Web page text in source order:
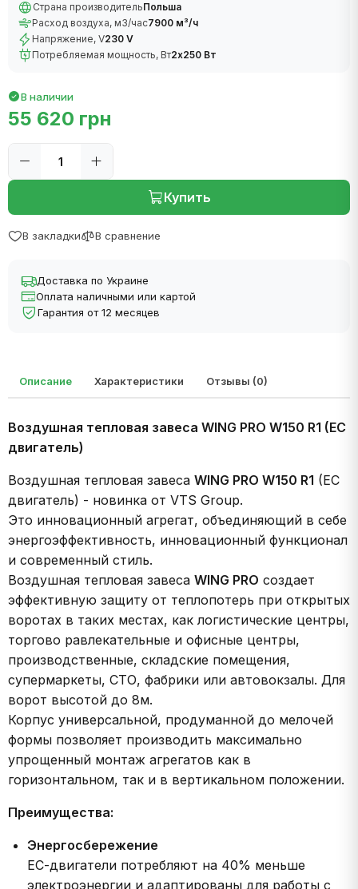
Страна производительПольша
Расход воздуха, м3/час7900 м³/ч
Напряжение, V230 V
Потребляемая мощность, Вт2х250 Вт
В наличии
55 620 грн
Купить
В закладки В сравнение
Доставка по Украине
Оплата наличными или картой
Гарантия от 12 месяцев
Описание Характеристики Отзывы (0)
Воздушная тепловая завеса WING PRO W150 R1 (EC
двигатель)
Воздушная тепловая завеса WING PRO W150 R1 (EC
двигатель) - новинка от VTS Group.
Это инновационный агрегат, объединяющий в себе
энергоэффективность, инновационный функционал
и современный стиль.
Воздушная тепловая завеса WING PRO создает
эффективную защиту от теплопотерь при открытых
воротах в таких местах, как логистические центры,
торгово равлекательные и офисные центры,
производственные, складские помещения,
супермаркеты, СТО, фабрики или автовокзалы. Для
ворот высотой до 8м.
Корпус универсальной, продуманной до мелочей
формы позволяет производить максимально
упрощенный монтаж агрегатов как в
горизонтальном, так и в вертикальном положении.
Преимущества:
Энергосбережение
​ЕС-двигатели потребляют на 40% меньше
электроэнергии и адаптированы для работы с